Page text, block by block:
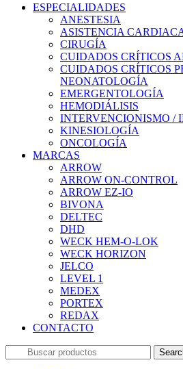
ESPECIALIDADES
ANESTESIA
ASISTENCIA
CIRUGÍA
CUIDADOS CRÍTICOS
CUIDADOS CRÍTICOS
NEONATOLOGÍA
EMERGENTOLOGÍA
HEMODIÁLISIS
INTERVENCIONISMO /
KINESIOLOGÍA
ONCOLOGÍA
MARCAS
ARROW
ARROW ON-CONTROL
ARROW EZ-IO
BIVONA
DELTEC
DHD
WECK HEM-O-LOK
WECK HORIZON
JELCO
LEVEL 1
MEDEX
PORTEX
REDAX
CONTACTO